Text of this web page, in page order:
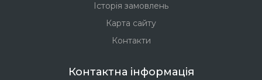
Історія замовлень
Карта сайту
Контакти
Контактна інформація